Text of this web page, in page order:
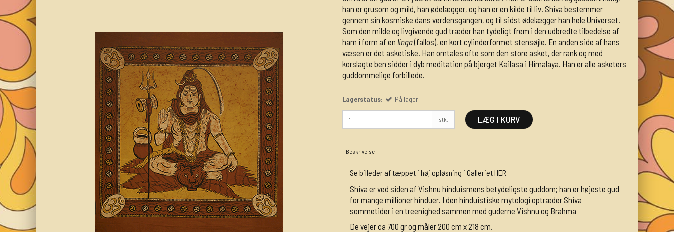
han er grusom og mild, han ødelægger, og han er en kilde til liv. Shiva bestemmer
gennem sin kosmiske dans verdensgangen, og til sidst ødelægger han hele Universet.
Som den milde og livgivende gud træder han tydeligt frem i den udbredte tilbedelse af
ham i form af en linga(fallos), en kort cylinderformet stensøjle. En anden side af hans
væsen er det asketiske. Han omtales ofte som den store asket, der rank og med
korslagte ben sidder i dyb meditation på bjerget Kailasa i Himalaya. Han er alle asketers
guddommelige forbillede.
Lagerstatus: På lager
stk. LÆG I KURV
Beskrivelse
Se billeder af tæppet i høj opløsning i Galleriet HER
Shiva er ved siden af Vishnu hinduismens betydeligste guddom; han er højeste gud
for mange millioner hinduer. I den hinduistiske mytologi optræder Shiva
sommetider i en treenighed sammen med guderne Vishnu og Brahma
De vejer ca 700 gr og måler 200 cm x 218 cm.